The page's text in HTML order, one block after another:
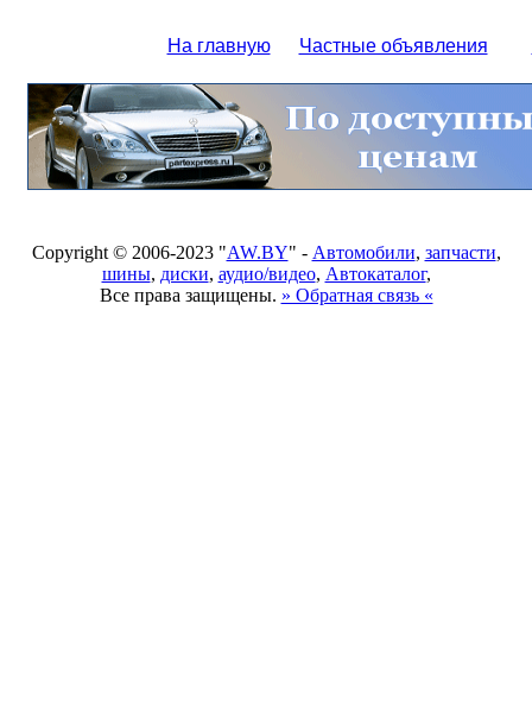
На главную Частные объявления
Copyright © 2006-2023 "AW.BY" - Автомобили, запчасти,
шины, диски, аудио/видео, Автокаталог,
Все права защищены. » Обратная связь «